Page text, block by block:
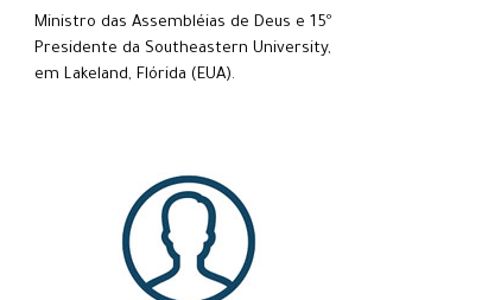
Ministro das Assembléias de Deus e 15º
Presidente da Southeastern University,
em Lakeland, Flórida (EUA).